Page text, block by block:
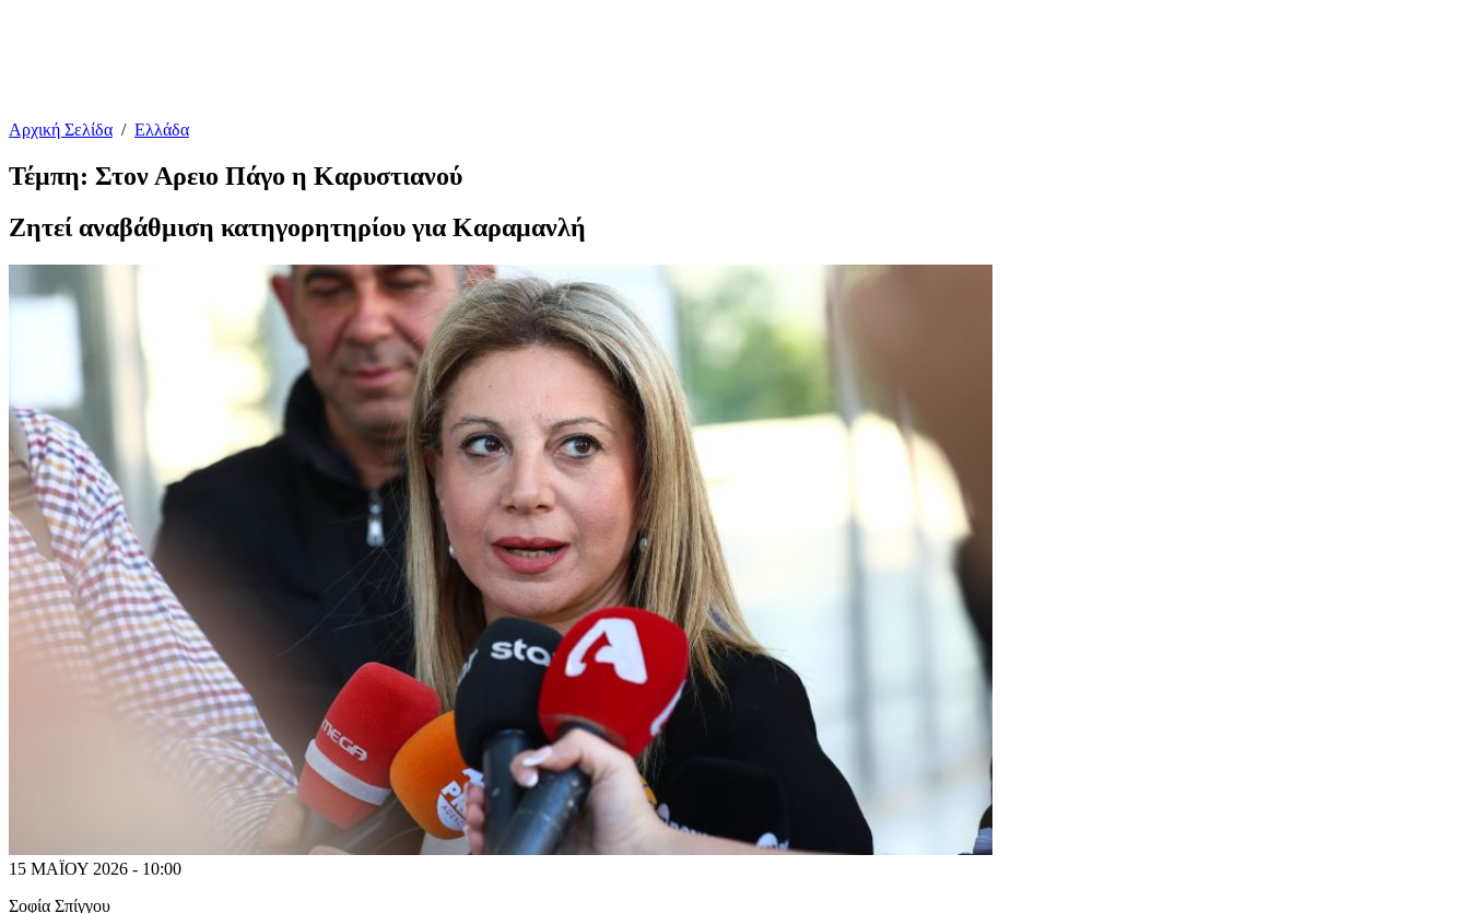
Αρχική Σελίδα / Ελλάδα
Τέμπη: Στον Αρειο Πάγο η Καρυστιανού
Ζητεί αναβάθμιση κατηγορητηρίου για Καραμανλή
15 ΜΑΪΟΥ 2026 - 10:00
Σοφία Σπίγγου